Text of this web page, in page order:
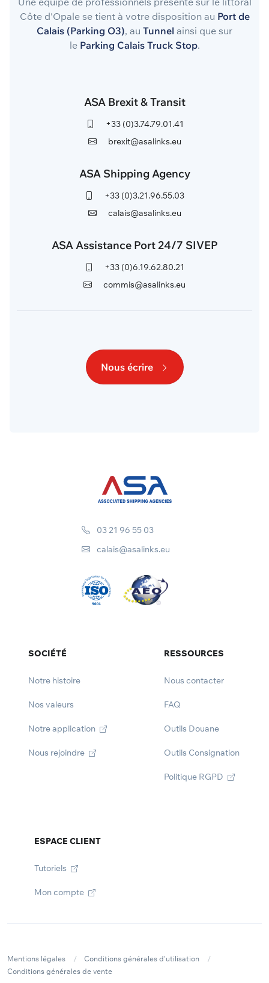
Côte d'Opale se tient à votre disposition au Port de
Calais (Parking O3), au Tunnel ainsi que sur
le Parking Calais Truck Stop.
ASA Brexit & Transit
+33 (0)3.74.79.01.41
brexit@asalinks.eu
ASA Shipping Agency
+33 (0)3.21.96.55.03
calais@asalinks.eu
ASA Assistance Port 24/7 SIVEP
+33 (0)6.19.62.80.21
commis@asalinks.eu
Nous écrire
03 21 96 55 03
calais@asalinks.eu
SOCIÉTÉ
Notre histoire
Nos valeurs
Notre application
Nous rejoindre
RESSOURCES
Nous contacter
FAQ
Outils Douane
Outils Consignation
Politique RGPD
ESPACE CLIENT
Tutoriels
Mon compte
Mentions légales
Conditions générales d'utilisation
Conditions générales de vente